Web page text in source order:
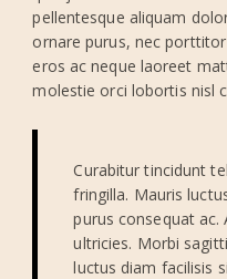
pellentesque aliquam
ornare purus, nec
eros ac neque laoreet
molestie orci lobortis nisl
Curabitur tincidunt
fringilla. Mauris
purus consequat ac.
ultricies. Morbi
luctus diam facilisis